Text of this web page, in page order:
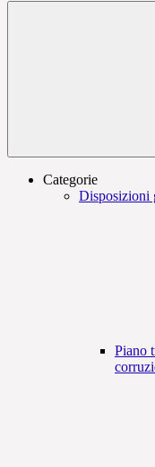
Categorie
Disposizioni
Piano